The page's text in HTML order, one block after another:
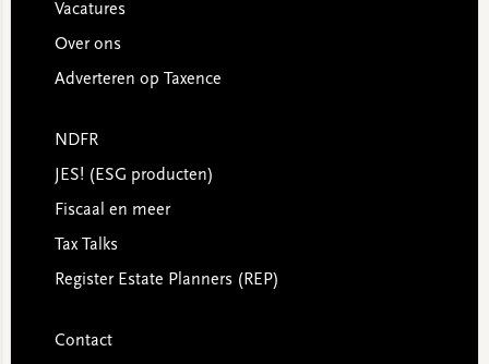
Vacatures
Over ons
Adverteren op Taxence
NDFR
JES! (ESG producten)
Fiscaal en meer
Tax Talks
Register Estate Planners (REP)
Contact